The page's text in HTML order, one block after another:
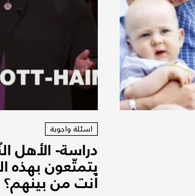
اسئلة واجوبة
دراسة- الأهل
يتمتّعون
أنت من بينهم؟